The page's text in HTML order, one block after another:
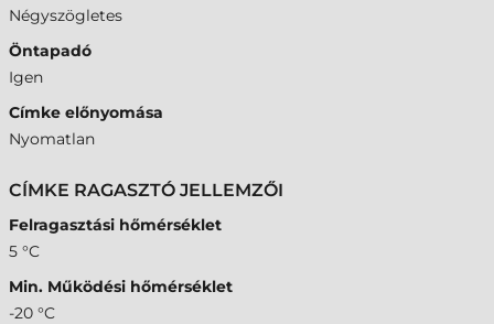
Négyszögletes
Öntapadó
Igen
Címke előnyomása
Nyomatlan
CÍMKE RAGASZTÓ JELLEMZŐI
Felragasztási hőmérséklet
5 °C
Min. Működési hőmérséklet
-20 °C